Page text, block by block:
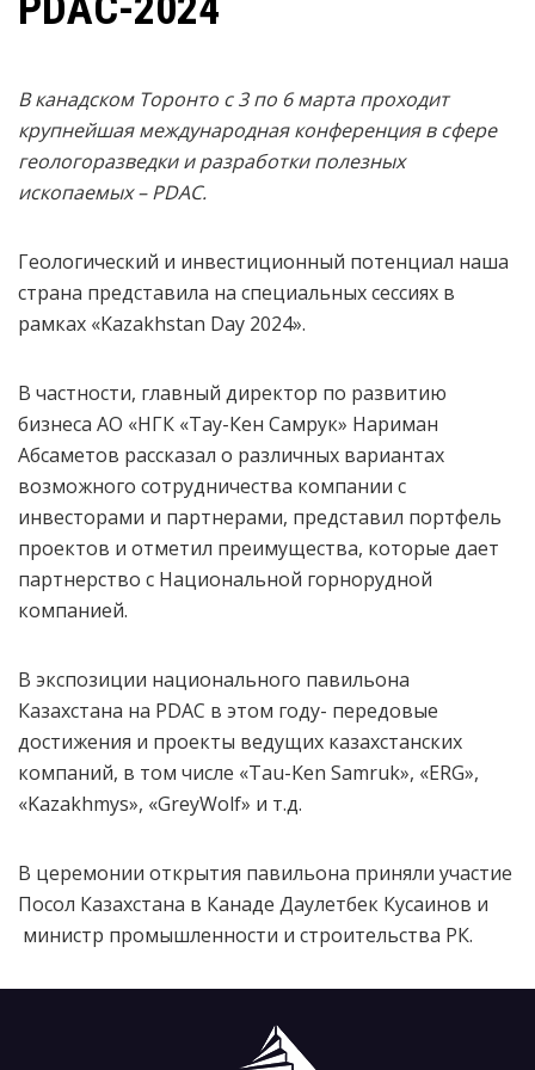
В канадском Торонто с 3 по 6 марта проходит
крупнейшая международная конференция в сфере
геологоразведки и разработки полезных
ископаемых – PDAC.
Геологический и инвестиционный потенциал наша
страна представила на специальных сессиях в
рамках «Kazakhstan Day 2024».
В частности, главный директор по развитию
бизнеса АО «НГК «Тау-Кен Самрук» Нариман
Абсаметов рассказал о различных вариантах
возможного сотрудничества компании с
инвесторами и партнерами, представил портфель
проектов и отметил преимущества, которые дает
партнерство с Национальной горнорудной
компанией.
В экспозиции национального павильона
Казахстана на PDAC в этом году- передовые
достижения и проекты ведущих казахстанских
компаний, в том числе «Tau-Ken Samruk», «ERG»,
«Kazakhmys», «GreyWolf» и т.д.
В церемонии открытия павильона приняли участие
Посол Казахстана в Канаде Даулетбек Кусаинов и
министр промышленности и строительства РК.